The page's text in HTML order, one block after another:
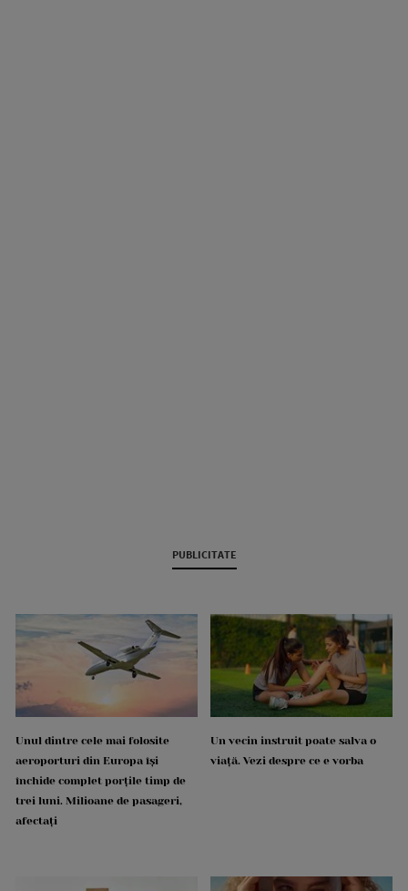
PUBLICITATE
Unul dintre cele mai folosite
aeroporturi din Europa își
închide complet porțile timp de
trei luni. Milioane de pasageri,
afectați
Un vecin instruit poate salva o
viață. Vezi despre ce e vorba